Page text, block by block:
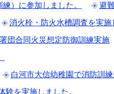
）に参加しました。 避
消火栓・防火水槽調査を実施
団合同火災想定防御訓練実施
白河市大信幼稚園で消防訓練
験を実施しました。